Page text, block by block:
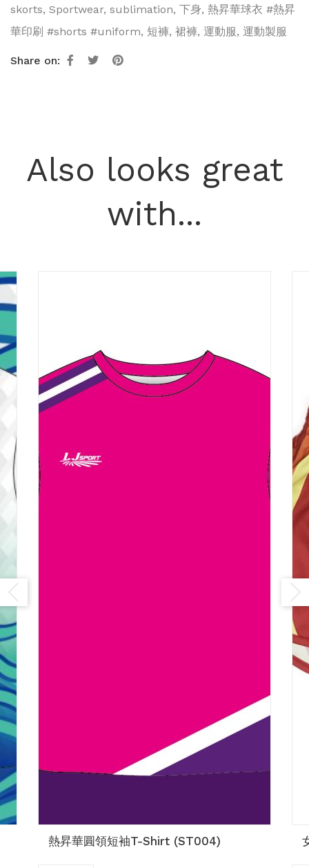
skorts, Sportwear, sublimation, 下身, 熱昇華球衣 #熱昇
華印刷 #shorts #uniform, 短褲, 裙褲, 運動服, 運動製服
Share on:
Also looks great
with...
熱昇華圓領短袖T-Shirt (ST004)